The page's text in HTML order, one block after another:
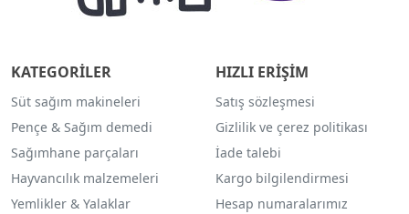
KATEGORİLER
Süt sağım makineleri
Pençe & Sağım demedi
Sağımhane parçaları
Hayvancılık malzemeleri
Yemlikler & Yalaklar
HIZLI ERİŞİM
Satış sözleşmesi
Gizlilik ve çerez politikası
İade talebi
Kargo bilgilendirmesi
Hesap numaralarımız